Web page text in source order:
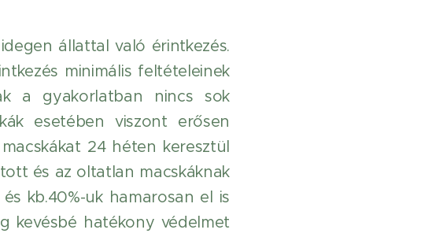
állattal való érintkezés.
minimális feltételeinek
a gyakorlatban nincs sok
esetében viszont erősen
24 héten keresztül
és az oltatlan macskáknak
kb.40%-uk hamarosan el is
kevésbé hatékony védelmet